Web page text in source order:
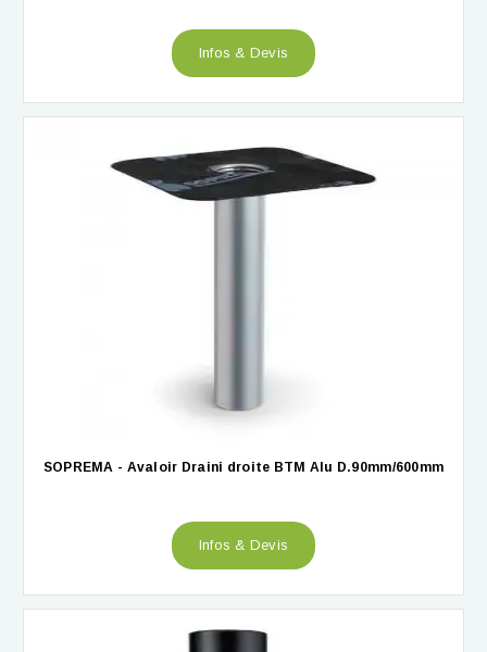
Infos & Devis
SOPREMA - Avaloir Draini droite BTM Alu D.90mm/600mm
Infos & Devis